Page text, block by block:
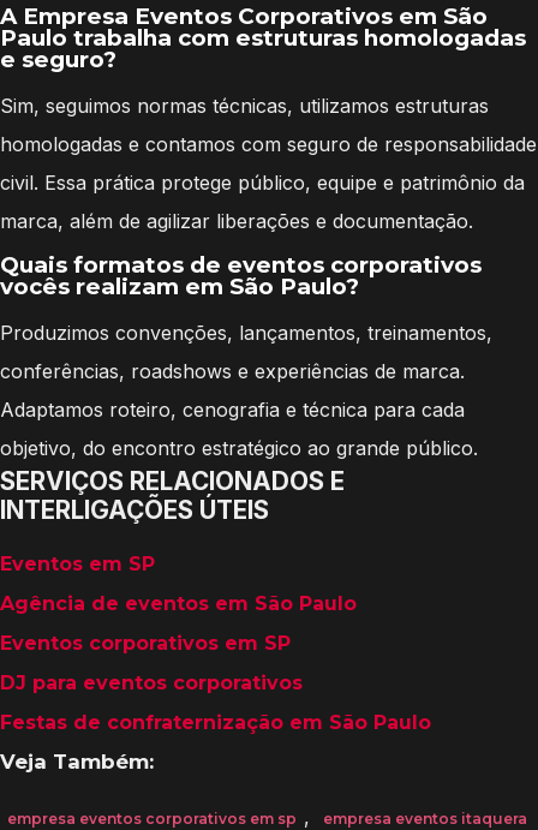
A Empresa Eventos Corporativos em São
Paulo trabalha com estruturas homologadas
e seguro?
Sim, seguimos normas técnicas, utilizamos estruturas
homologadas e contamos com seguro de responsabilidade
civil. Essa prática protege público, equipe e patrimônio da
marca, além de agilizar liberações e documentação.
Quais formatos de eventos corporativos
vocês realizam em São Paulo?
Produzimos convenções, lançamentos, treinamentos,
conferências, roadshows e experiências de marca.
Adaptamos roteiro, cenografia e técnica para cada
objetivo, do encontro estratégico ao grande público.
SERVIÇOS RELACIONADOS E
INTERLIGAÇÕES ÚTEIS
Eventos em SP
Agência de eventos em São Paulo
Eventos corporativos em SP
DJ para eventos corporativos
Festas de confraternização em São Paulo
Veja Também:
empresa eventos corporativos em sp , empresa eventos itaquera